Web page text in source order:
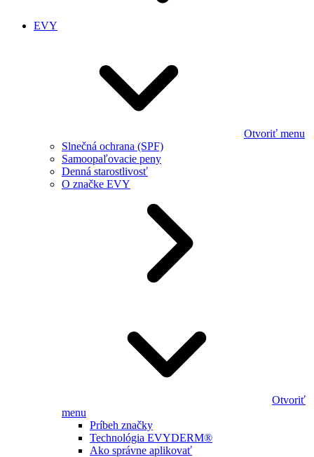
EVY
Otvoriť menu
Slnečná ochrana (SPF)
Samoopaľovacie peny
Denná starostlivosť
O značke EVY
Otvoriť
menu
Príbeh značky
Technológia EVYDERM®
Ako správne aplikovať